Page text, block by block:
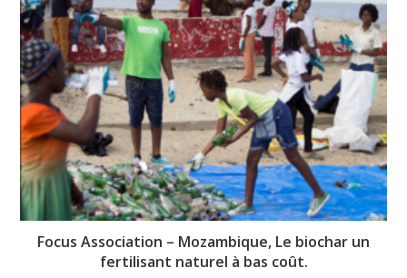
Focus Association – Mozambique, Le biochar un
fertilisant naturel à bas coût.